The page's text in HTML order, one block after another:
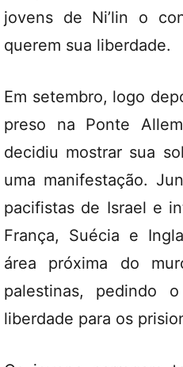
jovens de Ni’lin o
querem sua liberdade.
Em setembro, logo
preso na Ponte
decidiu mostrar sua
uma manifestação.
pacifistas de Israel e
França, Suécia e
área próxima do
palestinas, pedindo
liberdade para os